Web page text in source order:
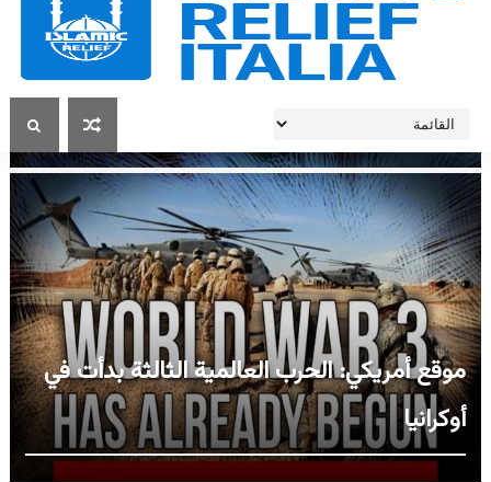
موقع أمريكي: الحرب العالمية الثالثة بدأت في
أوكرانيا